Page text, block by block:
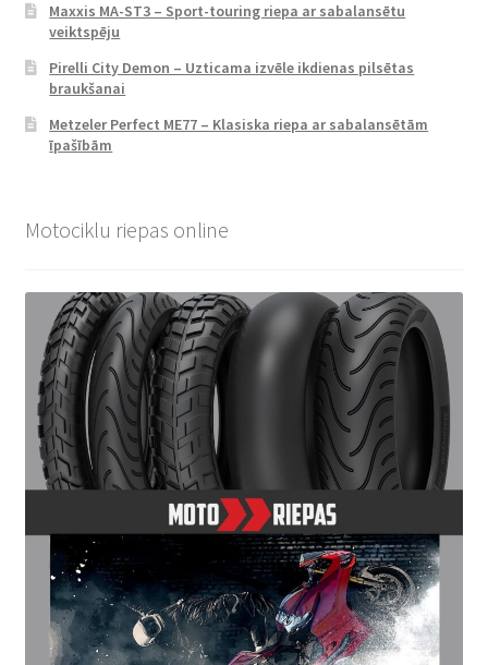
Maxxis MA-ST3 – Sport-touring riepa ar sabalansētu
veiktspēju
Pirelli City Demon – Uzticama izvēle ikdienas pilsētas
braukšanai
Metzeler Perfect ME77 – Klasiska riepa ar sabalansētām
īpašībām
Motociklu riepas online